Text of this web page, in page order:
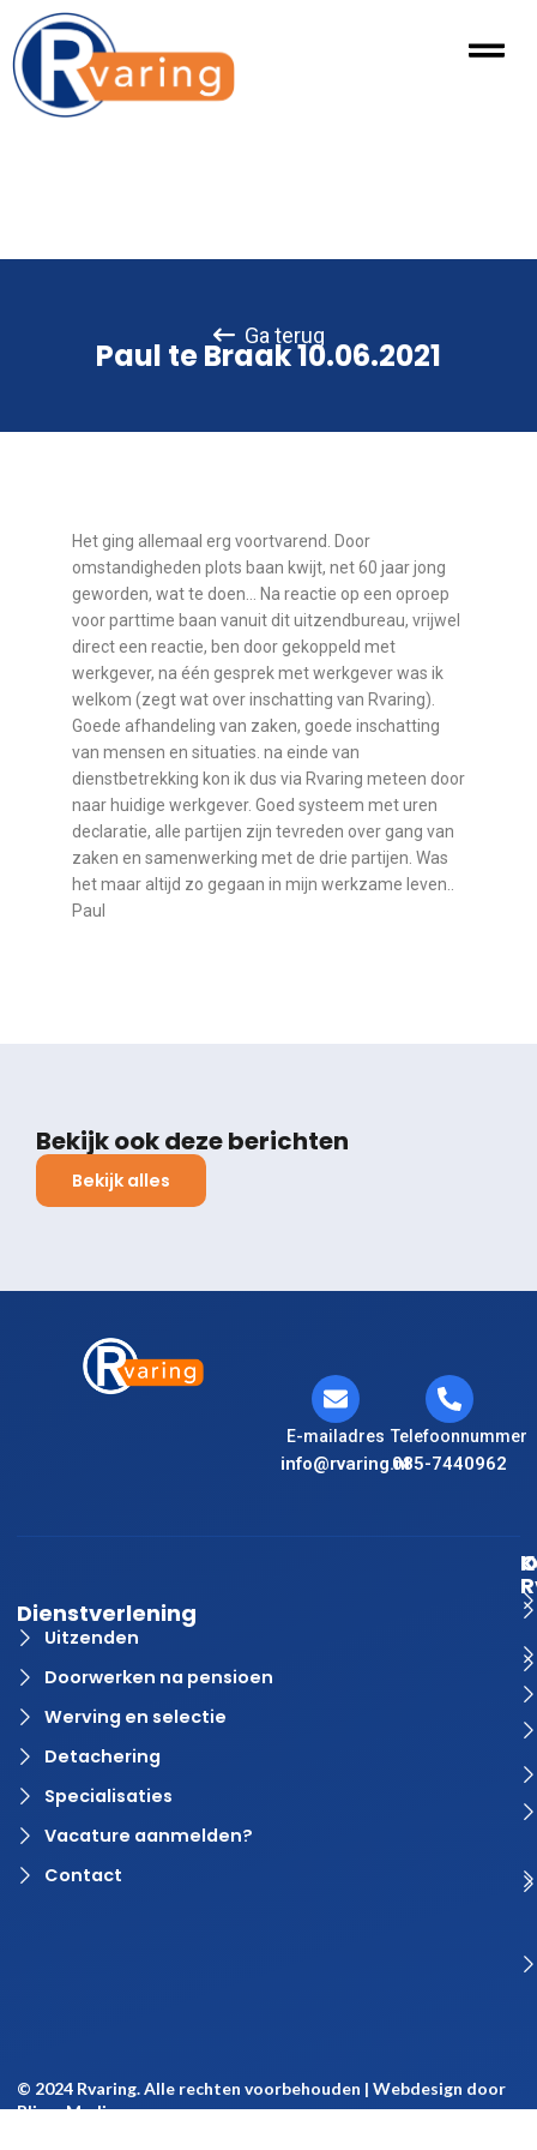
Ga terug
Paul te Braak 10.06.2021
Het ging allemaal erg voortvarend. Door
omstandigheden plots baan kwijt, net 60 jaar jong
geworden, wat te doen… Na reactie op een oproep
voor parttime baan vanuit dit uitzendbureau, vrijwel
direct een reactie, ben door gekoppeld met
werkgever, na één gesprek met werkgever was ik
welkom (zegt wat over inschatting van Rvaring).
Goede afhandeling van zaken, goede inschatting
van mensen en situaties. na einde van
dienstbetrekking kon ik dus via Rvaring meteen door
naar huidige werkgever. Goed systeem met uren
declaratie, alle partijen zijn tevreden over gang van
zaken en samenwerking met de drie partijen. Was
het maar altijd zo gegaan in mijn werkzame leven..
Paul
Bekijk ook deze berichten
Bekijk alles
E-mailadres
info@rvaring.nl
Telefoonnummer
085-7440962
Dienstverlening
Uitzenden
Doorwerken na pensioen
Werving en selectie
Detachering
Specialisaties
Vacature aanmelden?
Contact
© 2024 Rvaring. Alle rechten voorbehouden | Webdesign door
BlinqzMedia